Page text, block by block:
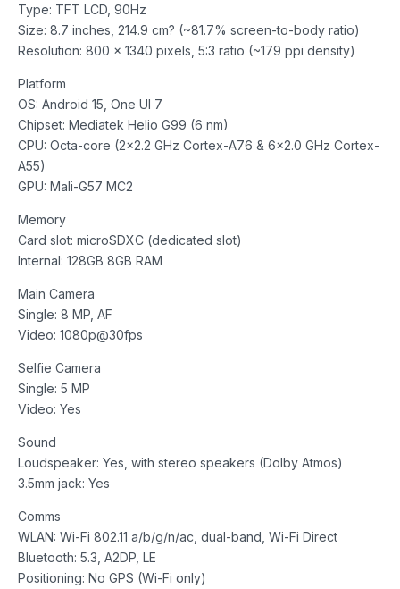
Type: TFT LCD, 90Hz
Size: 8.7 inches, 214.9 cm? (~81.7% screen-to-body ratio)
Resolution: 800 x 1340 pixels, 5:3 ratio (~179 ppi density)
Platform
OS: Android 15, One UI 7
Chipset: Mediatek Helio G99 (6 nm)
CPU: Octa-core (2×2.2 GHz Cortex-A76 & 6×2.0 GHz Cortex-
A55)
GPU: Mali-G57 MC2
Memory
Card slot: microSDXC (dedicated slot)
Internal: 128GB 8GB RAM
Main Camera
Single: 8 MP, AF
Video: 1080p@30fps
Selfie Camera
Single: 5 MP
Video: Yes
Sound
Loudspeaker: Yes, with stereo speakers (Dolby Atmos)
3.5mm jack: Yes
Comms
WLAN: Wi-Fi 802.11 a/b/g/n/ac, dual-band, Wi-Fi Direct
Bluetooth: 5.3, A2DP, LE
Positioning: No GPS (Wi-Fi only)